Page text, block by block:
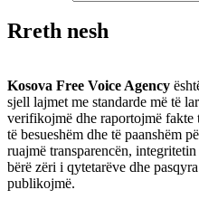
Rreth nesh
Kosova Free Voice Agency
sjell lajmet me standarde më të
verifikojmë dhe raportojmë fakte
të besueshëm dhe të paanshëm
ruajmë transparencën,
bërë zëri i qytetarëve dhe
publikojmë.